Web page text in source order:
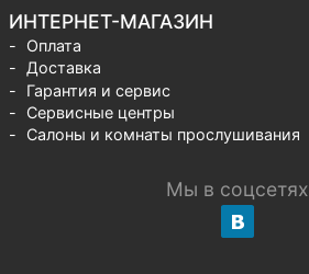
ИНТЕРНЕТ-МАГАЗИН
Оплата
Доставка
Гарантия и сервис
Сервисные центры
Салоны и комнаты прослушивания
Мы в соцсетях